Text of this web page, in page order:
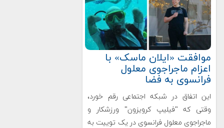
موافقت «ایلان ماسک» با
اعزام ماجراجوی معلول
فرانسوی به فضا
این اتفاق در شبکه اجتماعی رقم خورد،
وقتی که "فیلیپ کرویزون" ورزشکار و
ماجراجوی معلول فرانسوی در یک توییت به